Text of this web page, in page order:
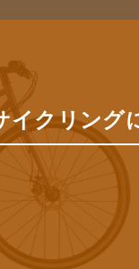
イクリン